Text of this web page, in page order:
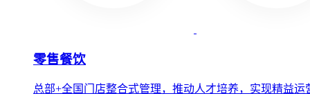
零售餐饮
总部+全国门店整合式管理，推动人才培养，实现精益运